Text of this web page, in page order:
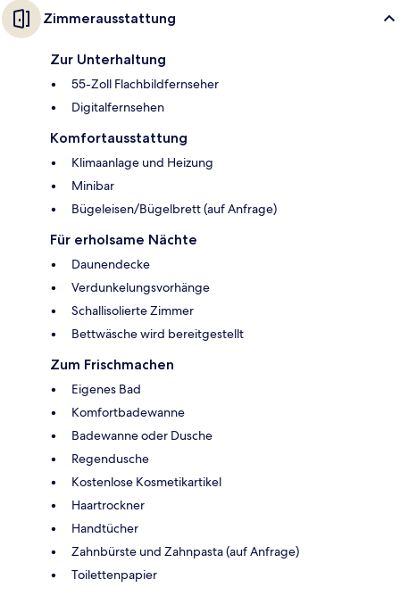
Zimmerausstattung
Zur Unterhaltung
55-Zoll Flachbildfernseher
Digitalfernsehen
Komfortausstattung
Klimaanlage und Heizung
Minibar
Bügeleisen/Bügelbrett (auf Anfrage)
Für erholsame Nächte
Daunendecke
Verdunkelungsvorhänge
Schallisolierte Zimmer
Bettwäsche wird bereitgestellt
Zum Frischmachen
Eigenes Bad
Komfortbadewanne
Badewanne oder Dusche
Regendusche
Kostenlose Kosmetikartikel
Haartrockner
Handtücher
Zahnbürste und Zahnpasta (auf Anfrage)
Toilettenpapier